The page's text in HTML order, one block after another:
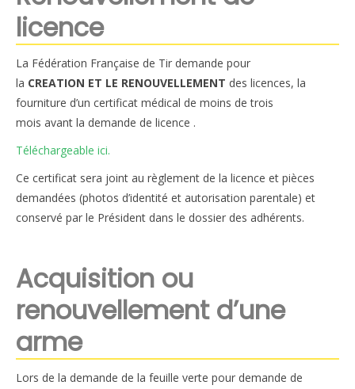
licence
La Fédération Française de Tir demande pour
la CREATION ET LE RENOUVELLEMENT des licences, la
fourniture d’un certificat médical de moins de trois
mois avant la demande de licence .
Téléchargeable ici.
Ce certificat sera joint au règlement de la licence et pièces
demandées (photos d’identité et autorisation parentale) et
conservé par le Président dans le dossier des adhérents.
Acquisition ou
renouvellement d’une
arme
Lors de la demande de la feuille verte pour demande de